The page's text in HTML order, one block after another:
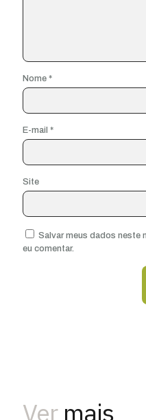
Nome *
E-mail *
Site
Salvar meus dados neste
eu comentar.
Ver mais